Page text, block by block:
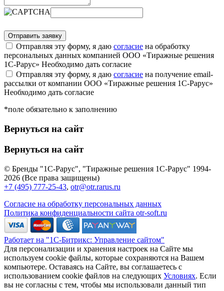
Отправляя эту форму, я даю согласие на обработку
персональных данных компанией ООО «Тиражные решения
1С-Рарус» Необходимо дать согласие
Отправляя эту форму, я даю согласие на получение email-
рассылки от компании ООО «Тиражные решения 1С-Рарус»
Необходимо дать согласие
*поле обязательно к заполнению
Вернуться на сайт
Вернуться на сайт
© Бренды "1С-Рарус", "Тиражные решения 1С-Рарус" 1994-
2026 (Все права защищены)
+7 (495) 777-25-43, otr@otr.rarus.ru
Согласие на обработку персональных данных
Политика конфиденциальности сайта otr-soft.ru
Работает на "1С-Битрикс: Управление сайтом"
Для персонализации и хранения настроек на Сайте мы
используем cookie файлы, которые сохраняются на Вашем
компьютере. Оставаясь на Сайте, вы соглашаетесь с
использованием cookie файлов на следующих Условиях. Если
вы не согласны с тем, чтобы мы использовали данный тип